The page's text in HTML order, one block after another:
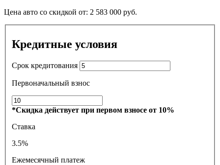
Цена авто со скидкой от: 2 583 000 руб.
Кредитные условия
Срок кредитования
Первоначальный взнос
*Скидка действует при первом взносе от 10%
Ставка
3.5%
Ежемесячный платеж